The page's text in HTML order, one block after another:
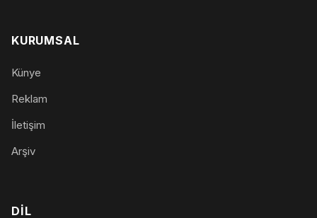
KURUMSAL
Künye
Reklam
İletişim
Arşiv
DIL